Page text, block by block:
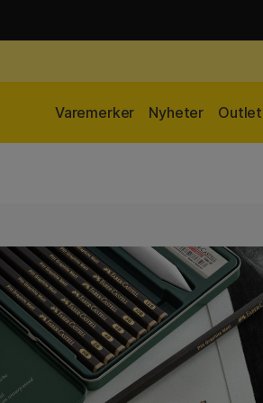
Outlet
Nyheter
Varemerker